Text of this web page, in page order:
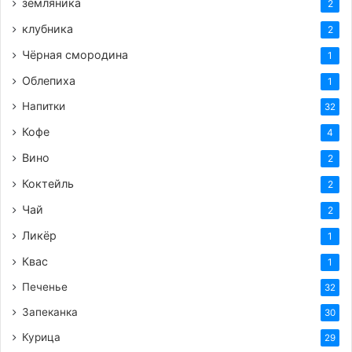
чтобы температура была низкой, чтобы
запекались.
упругими, сморщенными, но при этом
оставаться слегка мягкими внутри. Они не
2
клубника 2
Чёрная смородина 1
Облепиха 1
Напитки 32
Кофе 4
Вино 2
Коктейль 2
Чай 2
Ликёр 1
Квас 1
Печенье 32
Запеканка 30
Курица 29